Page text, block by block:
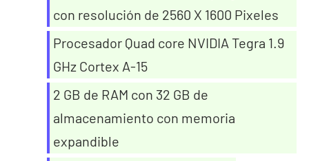
con resolución de 2560 X 1600 Pixeles
Procesador Quad core NVIDIA Tegra 1.9
GHz Cortex A-15
2 GB de RAM con 32 GB de
almacenamiento con memoria
expandible